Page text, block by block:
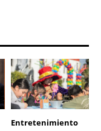
Entretenimiento